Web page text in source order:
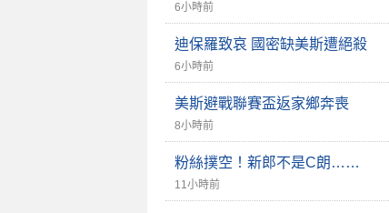
6小時前
迪保羅致哀 國密缺美斯遭絕殺
6小時前
美斯避戰聯賽盃返家鄉奔喪
8小時前
粉絲撲空！新郎不是C朗……
11小時前